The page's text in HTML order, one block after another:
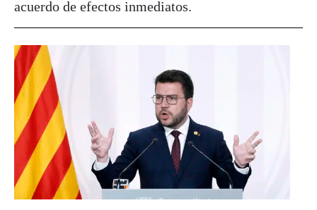
acuerdo de efectos inmediatos.